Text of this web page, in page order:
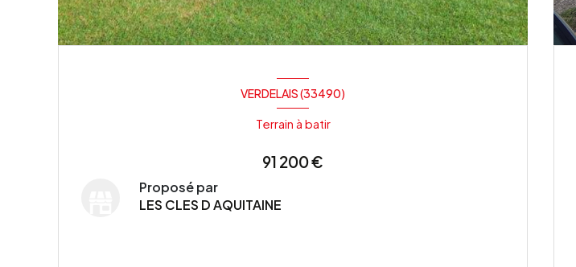
VERDELAIS (33490)
Terrain à batir
91 200 €
Proposé par
LES CLES D AQUITAINE